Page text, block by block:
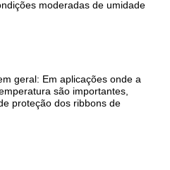
moderadas de umidade
geral: Em aplicações onde a
são importantes,
proteção dos ribbons de